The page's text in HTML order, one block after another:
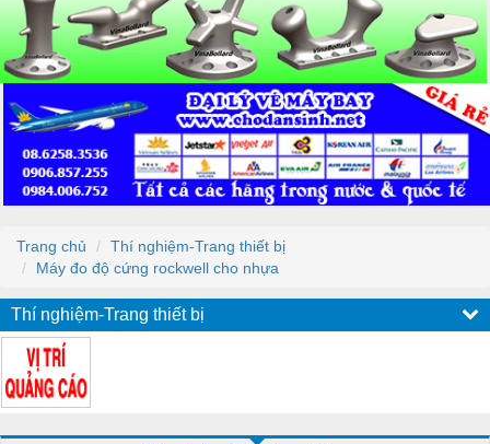
Trang chủ
Thí nghiệm-Trang thiết bị
Máy đo độ cứng rockwell cho nhựa
Thí nghiệm-Trang thiết bị